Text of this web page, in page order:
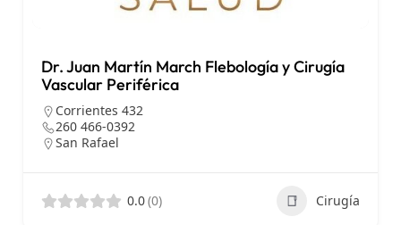
Dr. Juan Martín March Flebología y Cirugía
Vascular Periférica
Corrientes 432
260 466-0392
San Rafael
0.0(0) Cirugía